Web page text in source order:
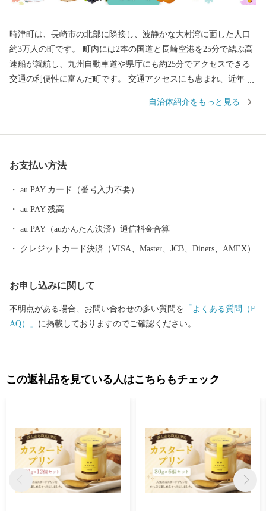
時津町は、長崎市の北部に隣接し、波静かな大村湾に面した人口
約3万人の町です。 町内には2本の国道と長崎空港を25分で結ぶ高
速船が就航し、九州自動車道や県庁にも約25分でアクセスできる
交通の利便性に富んだ町です。 交通アクセスにも恵まれ、近年は
客も含め、国道206号線は1日の交通量が4万台を超す状況となって
として贈呈します。 ※お礼品の贈呈は、町外にお住まいの方に限
期不在等の寄付者様のご都合で受け取りができずお礼品が廃棄と
なる場合は再送することができません。長期不在にする際は事前
にお申し付けください。 ※本町は総務省の指定を受けた適正な地
自治体紹介をもっと見る
お支払い方法
au PAY カード（番号入力不要）
au PAY 残高
au PAY（auかんたん決済）通信料金合算
クレジットカード決済（VISA、Master、JCB、Diners、AMEX）
お申し込みに関して
不明点がある場合、お問い合わせの多い質問を 「よくある質問（F
AQ）」 に掲載しておりますのでご確認ください。
この返礼品を見ている人はこちらもチェック